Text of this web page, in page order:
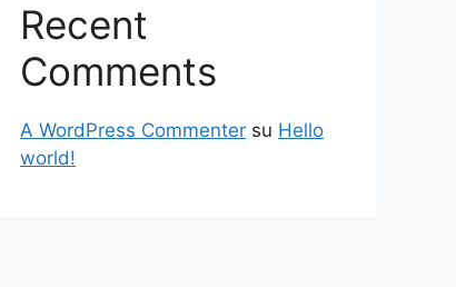
Recent
Comments
A WordPress Commenter su Hello
world!